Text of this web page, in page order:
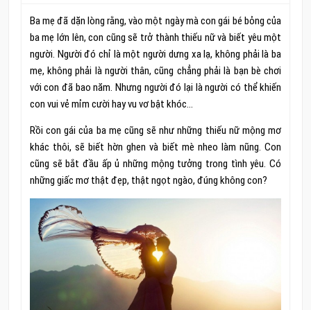
Ba mẹ đã dặn lòng rằng, vào một ngày mà con gái bé bỏng của
ba mẹ lớn lên, con cũng sẽ trở thành thiếu nữ và biết yêu một
người. Người đó chỉ là một người dưng xa lạ, không phải là ba
mẹ, không phải là người thân, cũng chẳng phải là bạn bè chơi
với con đã bao năm. Nhưng người đó lại là người có thể khiến
con vui vẻ mỉm cười hay vu vơ bật khóc…
Rồi con gái của ba mẹ cũng sẽ như những thiếu nữ mộng mơ
khác thôi, sẽ biết hờn ghen và biết mè nheo làm nũng. Con
cũng sẽ bắt đầu ấp ủ những mộng tưởng trong tình yêu. Có
những giấc mơ thật đẹp, thật ngọt ngào, đúng không con?